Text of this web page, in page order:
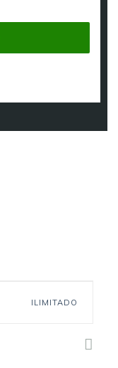
ILIMITADO